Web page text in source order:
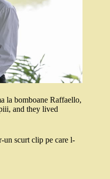
la bomboane Raffaello,
and they lived
un scurt clip pe care l-